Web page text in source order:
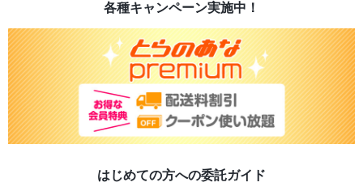
各種キャンペーン実施中！
はじめての方への委託ガイド